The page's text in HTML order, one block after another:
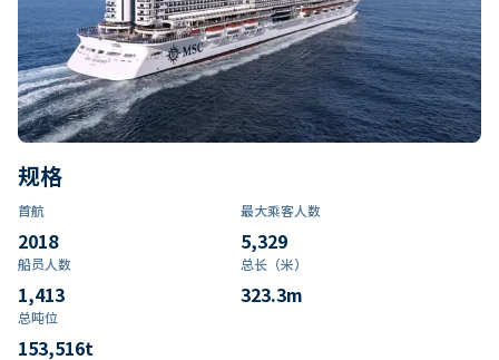
规格
首航
2018
最大乘客人数
5,329
船员人数
1,413
总长（米）
323.3m
总吨位
153,516t